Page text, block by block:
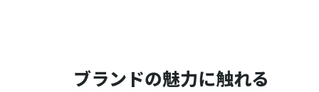
ブランドの魅力に触れる